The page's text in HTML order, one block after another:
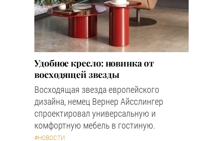
Удобное кресло: новинка от
восходящей звезды
Восходящая звезда европейского
дизайна, немец Вернер Айсслингер
спроектировал универсальную и
комфортную мебель в гостиную.
#НОВОСТИ